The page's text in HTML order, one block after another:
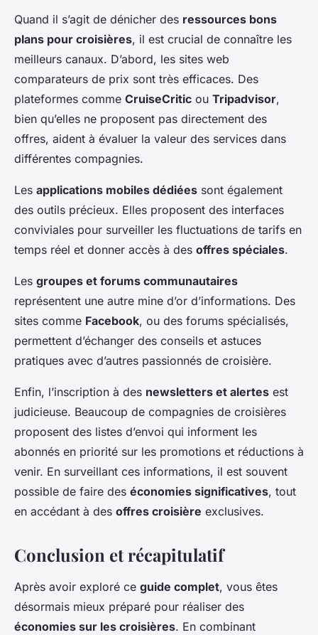
Quand il s’agit de dénicher des ressources bons
plans pour croisières, il est crucial de connaître les
meilleurs canaux. D’abord, les sites web
comparateurs de prix sont très efficaces. Des
plateformes comme CruiseCritic ou Tripadvisor,
bien qu’elles ne proposent pas directement des
offres, aident à évaluer la valeur des services dans
différentes compagnies.
Les applications mobiles dédiées sont également
des outils précieux. Elles proposent des interfaces
conviviales pour surveiller les fluctuations de tarifs en
temps réel et donner accès à des offres spéciales.
Les groupes et forums communautaires
représentent une autre mine d’or d’informations. Des
sites comme Facebook, ou des forums spécialisés,
permettent d’échanger des conseils et astuces
pratiques avec d’autres passionnés de croisière.
Enfin, l’inscription à des newsletters et alertes est
judicieuse. Beaucoup de compagnies de croisières
proposent des listes d’envoi qui informent les
abonnés en priorité sur les promotions et réductions à
venir. En surveillant ces informations, il est souvent
possible de faire des économies significatives, tout
en accédant à des offres croisière exclusives.
Conclusion et récapitulatif
Après avoir exploré ce guide complet, vous êtes
désormais mieux préparé pour réaliser des
économies sur les croisières. En combinant